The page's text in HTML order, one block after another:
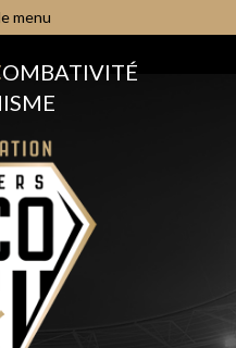
menu
OMBATIVITÉ